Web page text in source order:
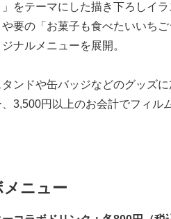
」をテーマにした描き下ろしイ
要の「お菓子も食べたいいち
ナルメニューを展開。
ンドや缶バッジなどのグッズ
3,500円以上のお会計でフィル
メニュー